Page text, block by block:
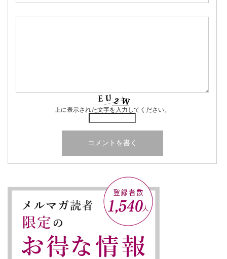
上に表示された文字を入力してください。